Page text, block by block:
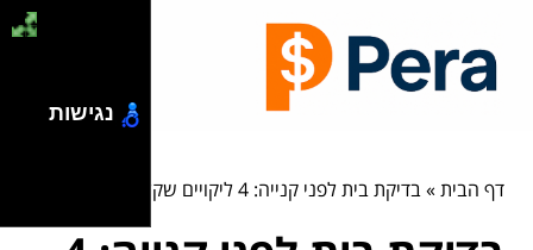
דף הבית»בדיקת בית לפני קנייה: 4 ליקויים שקל לפספס
נגישות